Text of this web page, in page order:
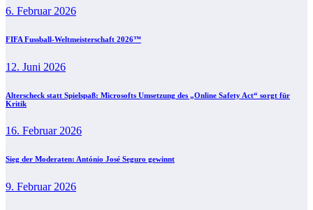
6. Februar 2026
FIFA Fussball-Weltmeisterschaft 2026™
12. Juni 2026
Alterscheck statt Spielspaß: Microsofts Umsetzung des „Online Safety Act“ sorgt für
Kritik
16. Februar 2026
Sieg der Moderaten: António José Seguro gewinnt
9. Februar 2026